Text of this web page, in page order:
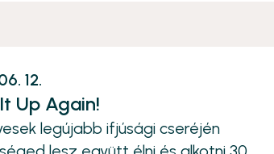
12.
Up Again!
legújabb ifjúsági cseréjén